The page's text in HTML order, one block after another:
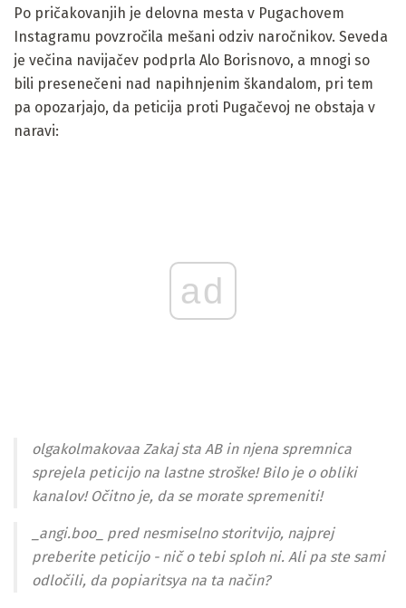
Po pričakovanjih je delovna mesta v Pugachovem
Instagramu povzročila mešani odziv naročnikov. Seveda
je večina navijačev podprla Alo Borisnovo, a mnogi so
bili presenečeni nad napihnjenim škandalom, pri tem
pa opozarjajo, da peticija proti Pugačevoj ne obstaja v
naravi:
ad
olgakolmakovaa Zakaj sta AB in njena spremnica
sprejela peticijo na lastne stroške! Bilo je o obliki
kanalov! Očitno je, da se morate spremeniti!
_angi.boo_ pred nesmiselno storitvijo, najprej
preberite peticijo - nič o tebi sploh ni. Ali pa ste sami
odločili, da popiaritsya na ta način?